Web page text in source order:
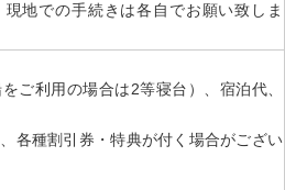
地での手続きは各自でお願い致しま
ご利用の場合は2等寝台）、宿泊代、
各種割引券・特典が付く場合がござい